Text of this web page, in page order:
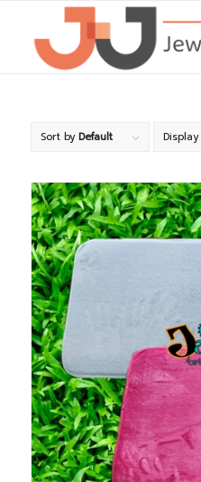
Sort byDefault Display